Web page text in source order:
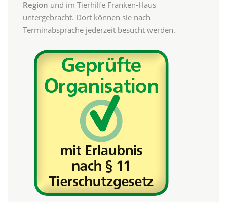
Region und im Tierhilfe Franken-Haus
untergebracht. Dort können sie nach
Terminabsprache jederzeit besucht werden.